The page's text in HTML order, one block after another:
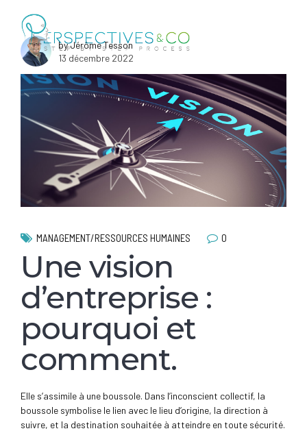
by Jérôme Tesson
13 décembre 2022
MANAGEMENT/RESSOURCES HUMAINES 0
Une vision
d’entreprise :
pourquoi et
comment.
Elle s’assimile à une boussole. Dans l’inconscient collectif, la
boussole symbolise le lien avec le lieu d’origine, la direction à
suivre, et la destination souhaitée à atteindre en toute sécurité.